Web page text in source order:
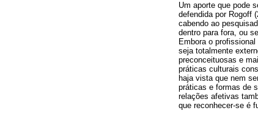
Um aporte que pode
defendida por Rogoff
cabendo ao
dentro para fora, ou
Embora o
seja totalmente
preconceituosas e
práticas culturais
haja vista que nem
práticas e formas de
relações afetivas
que reconhecer-se é